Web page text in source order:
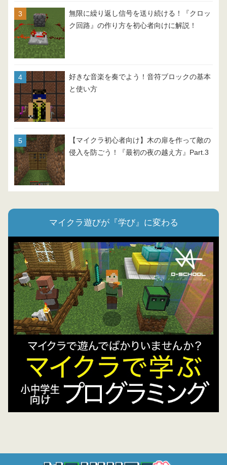
無限に繰り返し信号を送り続ける！『クロッ
ク回路』の作り方を初心者向けに解説！
好きな音楽を奏でよう！音符ブロックの基本
と使い方
【マイクラ初心者向け】木の扉を作って敵の
侵入を防ごう！『最初の夜の越え方』Part.3
マイクラ遊びが『学び』に変わる